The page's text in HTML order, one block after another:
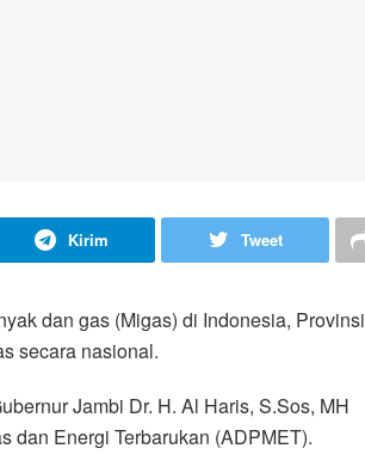
Kirim Tweet
dan gas (Migas) di Indonesia, Provinsi
secara nasional.
Jambi Dr. H. Al Haris, S.Sos, MH
dan Energi Terbarukan (ADPMET).